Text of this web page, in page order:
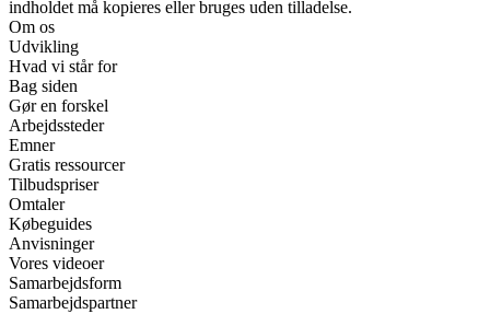
indholdet må kopieres eller bruges uden tilladelse.
Om os
Udvikling
Hvad vi står for
Bag siden
Gør en forskel
Arbejdssteder
Emner
Gratis ressourcer
Tilbudspriser
Omtaler
Købeguides
Anvisninger
Vores videoer
Samarbejdsform
Samarbejdspartner